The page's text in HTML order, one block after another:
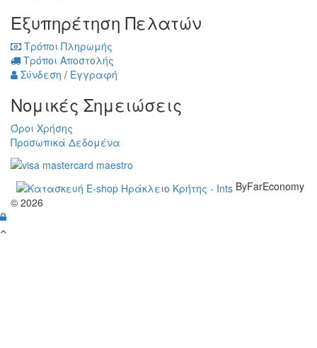
Εξυπηρέτηση Πελατών
Τρόποι Πληρωμής
Τρόποι Αποστολής
Σύνδεση / Εγγραφή
Νομικές Σημειώσεις
Όροι Χρήσης
Προσωπικά Δεδομένα
ByFarEconomy
© 2026